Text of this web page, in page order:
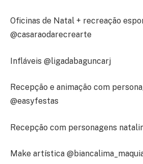
Oficinas de Natal + recreação
@casaraodarecrearte
Infláveis @ligadabaguncarj
Recepção e animação com
@easyfestas
Recepção com personagens
Make artística